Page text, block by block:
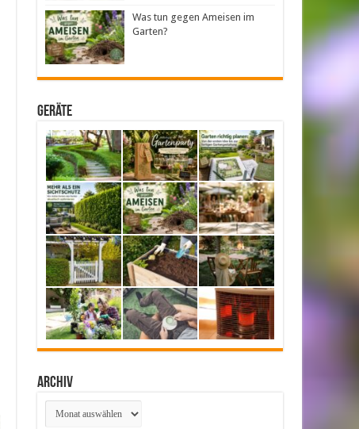
Was tun gegen Ameisen im
Garten?
Geräte
Archiv
Archiv